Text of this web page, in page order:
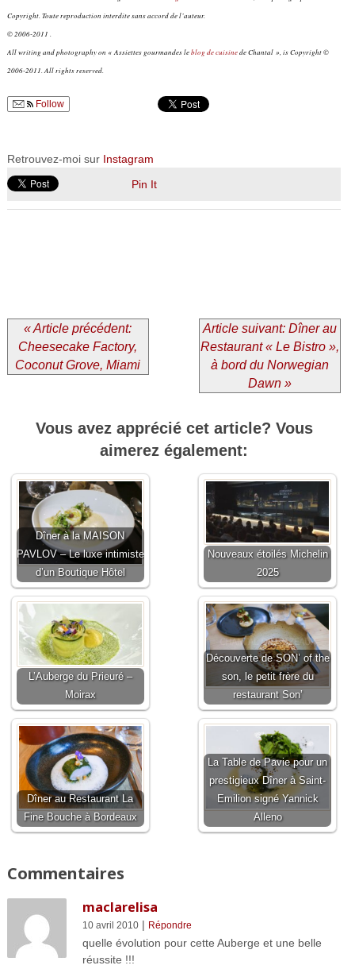
Copyright. Toute reproduction interdite sans accord de l’auteur.
© 2006-2011 .
All writing and photography on « Assiettes gourmandes leblog de cuisinede Chantal », is Copyright ©
2006-2011. All rights reserved.
Follow
Retrouvez-moi sur Instagram
Pin It
« Article précédent:
Cheesecake Factory,
Coconut Grove, Miami
Article suivant: Dîner au
Restaurant « Le Bistro »,
à bord du Norwegian
Dawn »
Vous avez apprécié cet article? Vous
aimerez également:
Dîner à la MAISON
PAVLOV – Le luxe intimiste
d’un Boutique Hôtel
Nouveaux étoilés Michelin
2025
L’Auberge du Prieuré –
Moirax
Découverte de SON’ of the
son, le petit frère du
restaurant Son’
Dîner au Restaurant La
Fine Bouche à Bordeaux
La Table de Pavie pour un
prestigieux Dîner à Saint-
Emilion signé Yannick
Alleno
Commentaires
maclarelisa
10 avril 2010| Répondre
quelle évolution pour cette Auberge et une belle
réussite !!!